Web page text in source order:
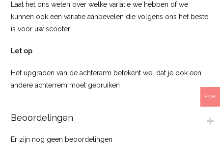
Laat het ons weten over welke variatie we hebben of we
kunnen ook een variatie aanbevelen die volgens ons het beste
is voor uw scooter.
Let op
Het upgraden van de achterarm betekent wel dat je ook een
andere achterrem moet gebruiken
Beoordelingen
Er zijn nog geen beoordelingen
EUR